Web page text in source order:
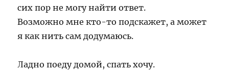
сих пор не могу найти ответ.
Возможно мне кто-то подскажет, а может
я как нить сам додумаюсь.
Ладно поеду домой, спать хочу.